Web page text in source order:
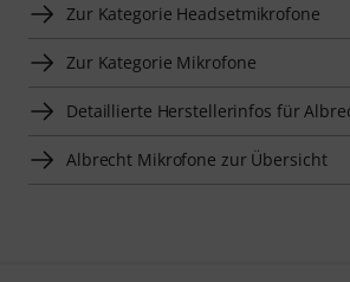
Zur Kategorie Headsetmikrofone
Zur Kategorie Mikrofone
Detaillierte Herstellerinfos für
Albrecht Mikrofone zur Übersicht